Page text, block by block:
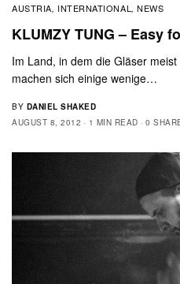
AUSTRIA, INTERNATIONAL ,NEWS
KLUMZY TUNG – Easy
Im Land, in dem die Gläser
machen sich einige wenige…
BY DANIEL SHAKED
AUGUST 8, 2012
1 MIN READ 0